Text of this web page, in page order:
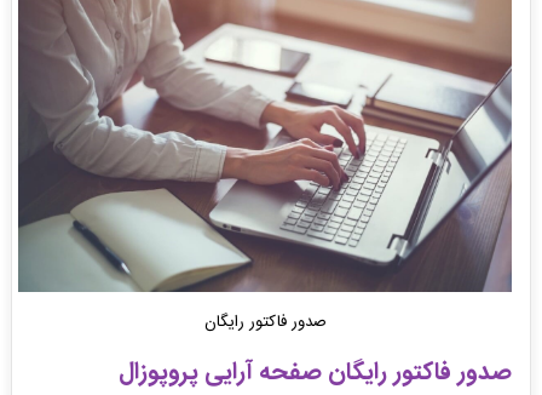
صدور فاکتور رایگان
صدور فاکتور رایگانصفحه آرایی پروپوزال